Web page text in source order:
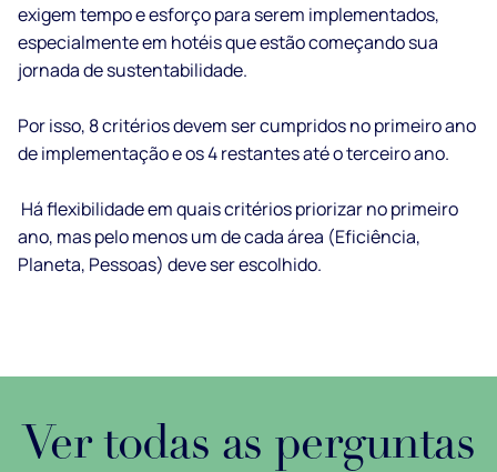
exigem tempo e esforço para serem implementados,
especialmente em hotéis que estão começando sua
jornada de sustentabilidade.
Por isso, 8 critérios devem ser cumpridos no primeiro ano
de implementação e os 4 restantes até o terceiro ano.
Há flexibilidade em quais critérios priorizar no primeiro
ano, mas pelo menos um de cada área (Eficiência,
Planeta, Pessoas) deve ser escolhido.
Ver todas as perguntas